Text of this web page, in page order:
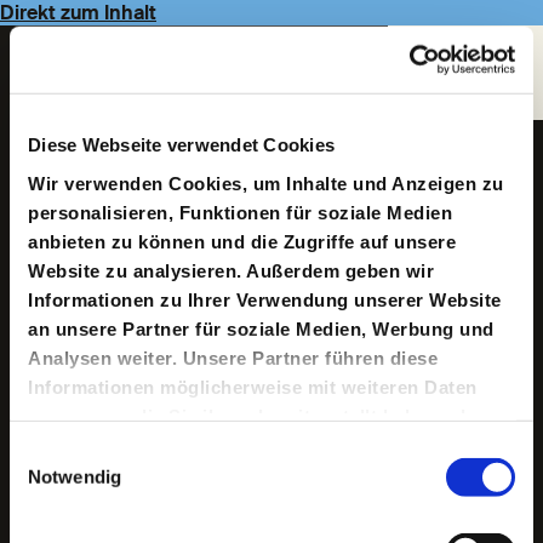
Diese Webseite verwendet Cookies
Wir verwenden Cookies, um Inhalte und Anzeigen zu
personalisieren, Funktionen für soziale Medien
anbieten zu können und die Zugriffe auf unsere
Website zu analysieren. Außerdem geben wir
Informationen zu Ihrer Verwendung unserer Website
an unsere Partner für soziale Medien, Werbung und
Analysen weiter. Unsere Partner führen diese
Informationen möglicherweise mit weiteren Daten
gesammelt haben.
Notwendig
Direkt zum Inhalt
Homepage
Anke Grot
Geboren in Lübeck. Sie studierte an der Hochschule für
Bildende Künste in Hamburg bei Wilfried Minks.
Hamburg Bühnenbildassistentin u. a. bei Anna Viebrock.
Seit Mitte der neunziger Jahre arbeitet sie als
Engagements führten sie u. a. an das Theater Basel, die